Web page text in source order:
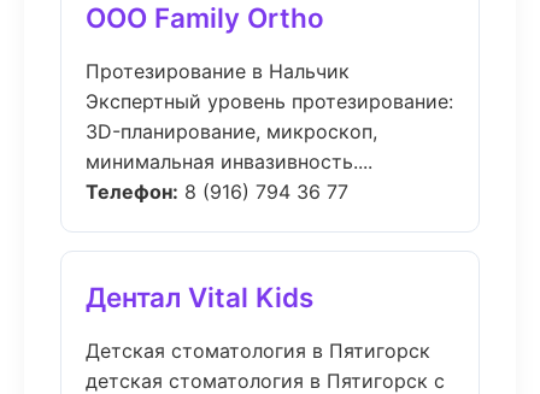
ООО Family Ortho
Протезирование в Нальчик
Экспертный уровень протезирование:
3D-планирование, микроскоп,
минимальная инвазивность....
Телефон: 8 (916) 794 36 77
Дентал Vital Kids
Детская стоматология в Пятигорск
детская стоматология в Пятигорск с